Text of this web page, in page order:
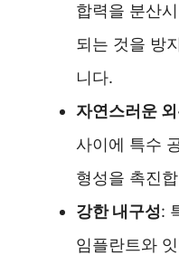
합력을 분산
되는 것을 방
니다.
자연스러운
사이에 특수
형성을 촉진
강한 내구성:
임플란트와